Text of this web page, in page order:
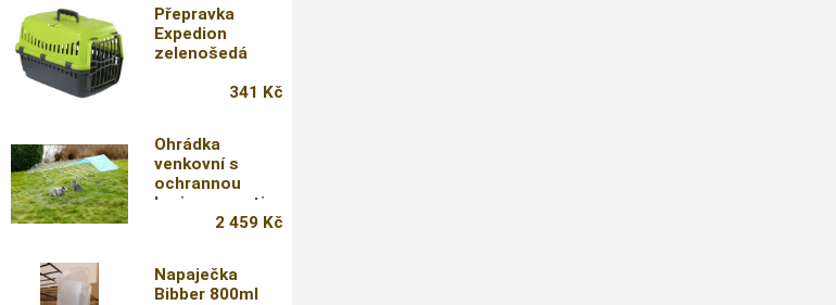
Přepravka
Expedion
zelenošedá
341 Kč
Ohrádka
venkovní s
ochrannou
barierou proti
podhrabání2 459 Kč
Napaječka
Bibber 800ml